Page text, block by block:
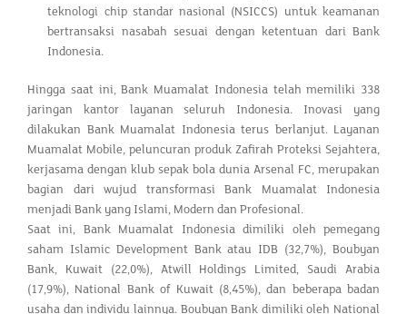
teknologi chip standar nasional (NSICCS) untuk keamanan
bertransaksi nasabah sesuai dengan ketentuan dari Bank
Indonesia.
Hingga saat ini, Bank Muamalat Indonesia telah memiliki 338
jaringan kantor layanan seluruh Indonesia. Inovasi yang
dilakukan Bank Muamalat Indonesia terus berlanjut. Layanan
Muamalat Mobile, peluncuran produk Zafirah Proteksi Sejahtera,
kerjasama dengan klub sepak bola dunia Arsenal FC, merupakan
bagian dari wujud transformasi Bank Muamalat Indonesia
menjadi Bank yang Islami, Modern dan Profesional.
Saat ini, Bank Muamalat Indonesia dimiliki oleh pemegang
saham Islamic Development Bank atau IDB (32,7%), Boubyan
Bank, Kuwait (22,0%), Atwill Holdings Limited, Saudi Arabia
(17,9%), National Bank of Kuwait (8,45%), dan beberapa badan
usaha dan individu lainnya. Boubyan Bank dimiliki oleh National